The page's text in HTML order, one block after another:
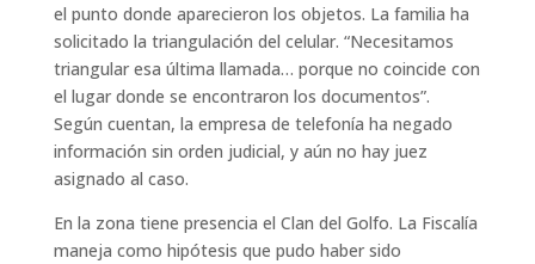
el punto donde aparecieron los objetos. La familia ha
solicitado la triangulación del celular. “Necesitamos
triangular esa última llamada… porque no coincide con
el lugar donde se encontraron los documentos”.
Según cuentan, la empresa de telefonía ha negado
información sin orden judicial, y aún no hay juez
asignado al caso.
En la zona tiene presencia el Clan del Golfo. La Fiscalía
maneja como hipótesis que pudo haber sido